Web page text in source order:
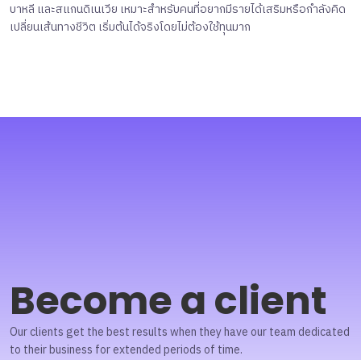
บาหลี และสแกนดิเนเวีย เหมาะสำหรับคนที่อยากมีรายได้เสริมหรือกำลังคิด
เปลี่ยนเส้นทางชีวิต เริ่มต้นได้จริงโดยไม่ต้องใช้ทุนมาก
Become a client
Our clients get the best results when they have our team dedicated
to their business for extended periods of time.